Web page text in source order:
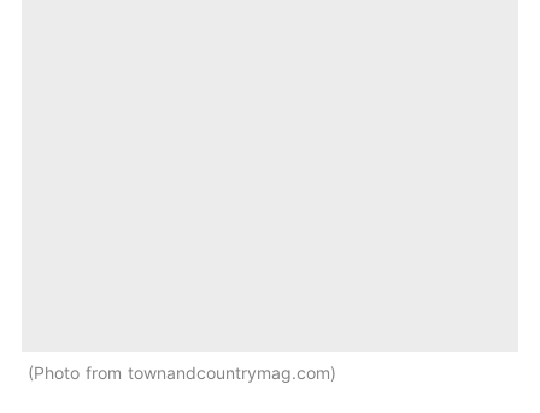
Photo from townandcountrymag.com